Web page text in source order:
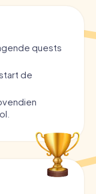
quests
de